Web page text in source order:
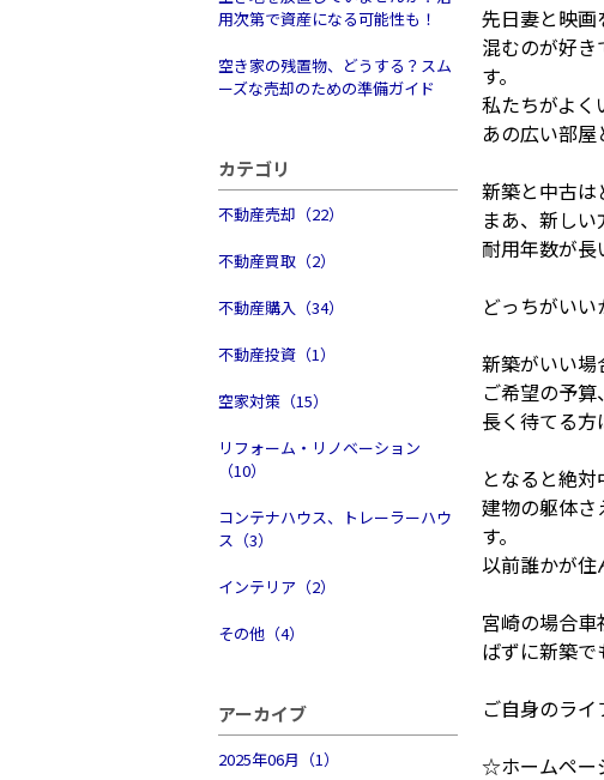
用次第で資産になる可能性も！
空き家の残置物、どうする？スム
ーズな売却のための準備ガイド
カテゴリ
不動産売却（22）
不動産買取（2）
不動産購入（34）
不動産投資（1）
空家対策（15）
リフォーム・リノベーション
（10）
コンテナハウス、トレーラーハウ
ス（3）
インテリア（2）
その他（4）
アーカイブ
2025年06月（1）
先日妻と映画
混むのが好
す。
私たちがよく
あの広い部
新築と中古は
まあ、新しい
耐用年数が長
どっちがい
新築がいい場
ご希望の予
長く待てる方
となると絶
建物の躯体
す。
以前誰かが住
宮崎の場合
ばずに新築で
ご自身のラ
☆ホームペー